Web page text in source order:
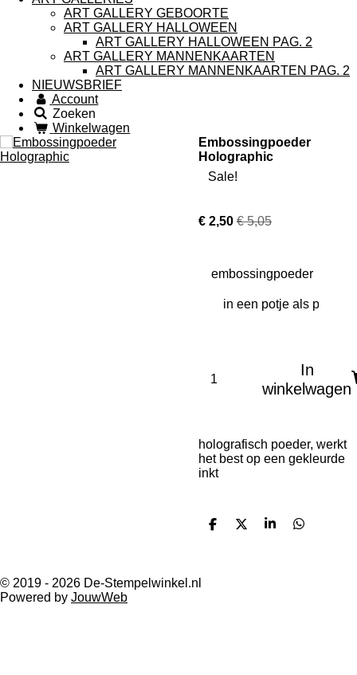
ART GALLERY GEBOORTE
ART GALLERY HALLOWEEN
ART GALLERY HALLOWEEN PAG. 2
ART GALLERY MANNENKAARTEN
ART GALLERY MANNENKAARTEN PAG. 2
NIEUWSBRIEF
Account
Zoeken
Winkelwagen
Embossingpoeder
Holographic
Sale!
€ 2,50 € 5,05
embossingpoeder
In
winkelwagen
holografisch poeder, werkt
het best op een gekleurde
inkt
D
D
S
D
© 2019 - 2026 De-Stempelwinkel.nl
Powered by JouwWeb